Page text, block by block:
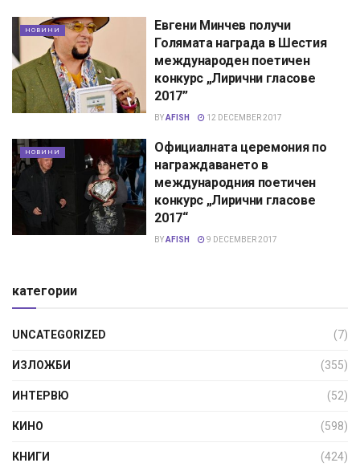
НОВИНИ
Евгени Минчев получи
Голямата награда в Шестия
международен поетичен
конкурс „Лирични гласове
2017”
BYAFISH 12 DECEMBER 2017
НОВИНИ
Официалната церемония по
награждаването в
международния поетичен
конкурс „Лирични гласове
2017“
BYAFISH 9 DECEMBER 2017
категории
UNCATEGORIZED (7)
ИЗЛОЖБИ (355)
ИНТЕРВЮ (52)
КИНО (598)
КНИГИ (424)